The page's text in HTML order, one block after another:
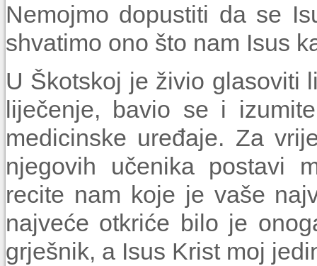
Nemojmo dopustiti da se
shvatimo ono što nam Isus
U Škotskoj je živio glasoviti
liječenje, bavio se i
medicinske uređaje. Za
njegovih učenika postavi
recite nam koje je vaše
najveće otkriće bilo je
grješnik, a Isus Krist moj